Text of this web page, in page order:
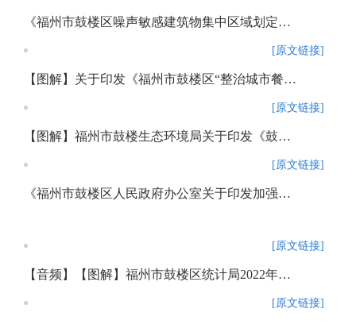
《福州市鼓楼区噪声敏感建筑物集中区域划定方案》政策解读
[原文链接]
【图解】关于印发《福州市鼓楼区“整治城市餐饮油烟污染扰民问题改善城市人居环境”工作方案》的通知
[原文链接]
【图解】福州市鼓楼生态环境局关于印发《鼓楼区化学物质环境信息统计调查实施方案》的通知
[原文链接]
《福州市鼓楼区人民政府办公室关于印发加强入河排污口监督管理工作方案的通知》政策解读
[原文链接]
【音频】【图解】福州市鼓楼区统计局2022年政务公开工作落实情况报告
[原文链接]